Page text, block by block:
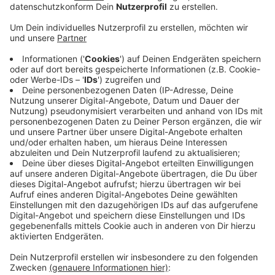
Anzeige
Fahrt ihr in den Sommerferien weg?
Die Sommerferien in Nordrhein-Westfalen beginnen
und damit die Reisezeit - trotz der Corona-
Pandemie. Da sich die Situation mittlerweile
deutlich entspannt hat, sind sowohl Inlands- als
auch Auslandsreisen wieder drin. Wir wollen von
euch wissen: werdet ihr auch in den Urlaub fahren?
Ja, ich/wir fahre/n weg 53%
Nein, ich/wir bleibe/n hier 47%
Anzeige